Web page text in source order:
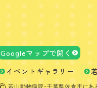
Googleマップで開く
イベントギャラリー